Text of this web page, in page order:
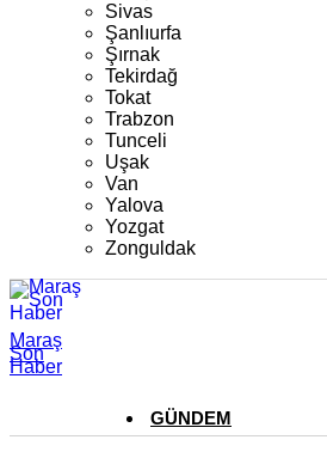
Sivas
Şanlıurfa
Şırnak
Tekirdağ
Tokat
Trabzon
Tunceli
Uşak
Van
Yalova
Yozgat
Zonguldak
Maraş
Son
Haber
GÜNDEM